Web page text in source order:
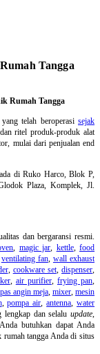
Tangga
Rumah Tangga
telah beroperasisejak
ritel produk-produk alat
mulai dari penjualan end
di Ruko Harco, Blok P,
Plaza, Komplek, Jl.
dan bergaransi resmi.
magic jar kettle,food
ventilating fan, wall exhaust
, cookware set,dispenser
, air purifier, frying pan
angin meja, mixer,mesin
,pompa air ,antenna ,water
dan selalu update
butuhkan dapat Anda
rumah tangga Anda di situs